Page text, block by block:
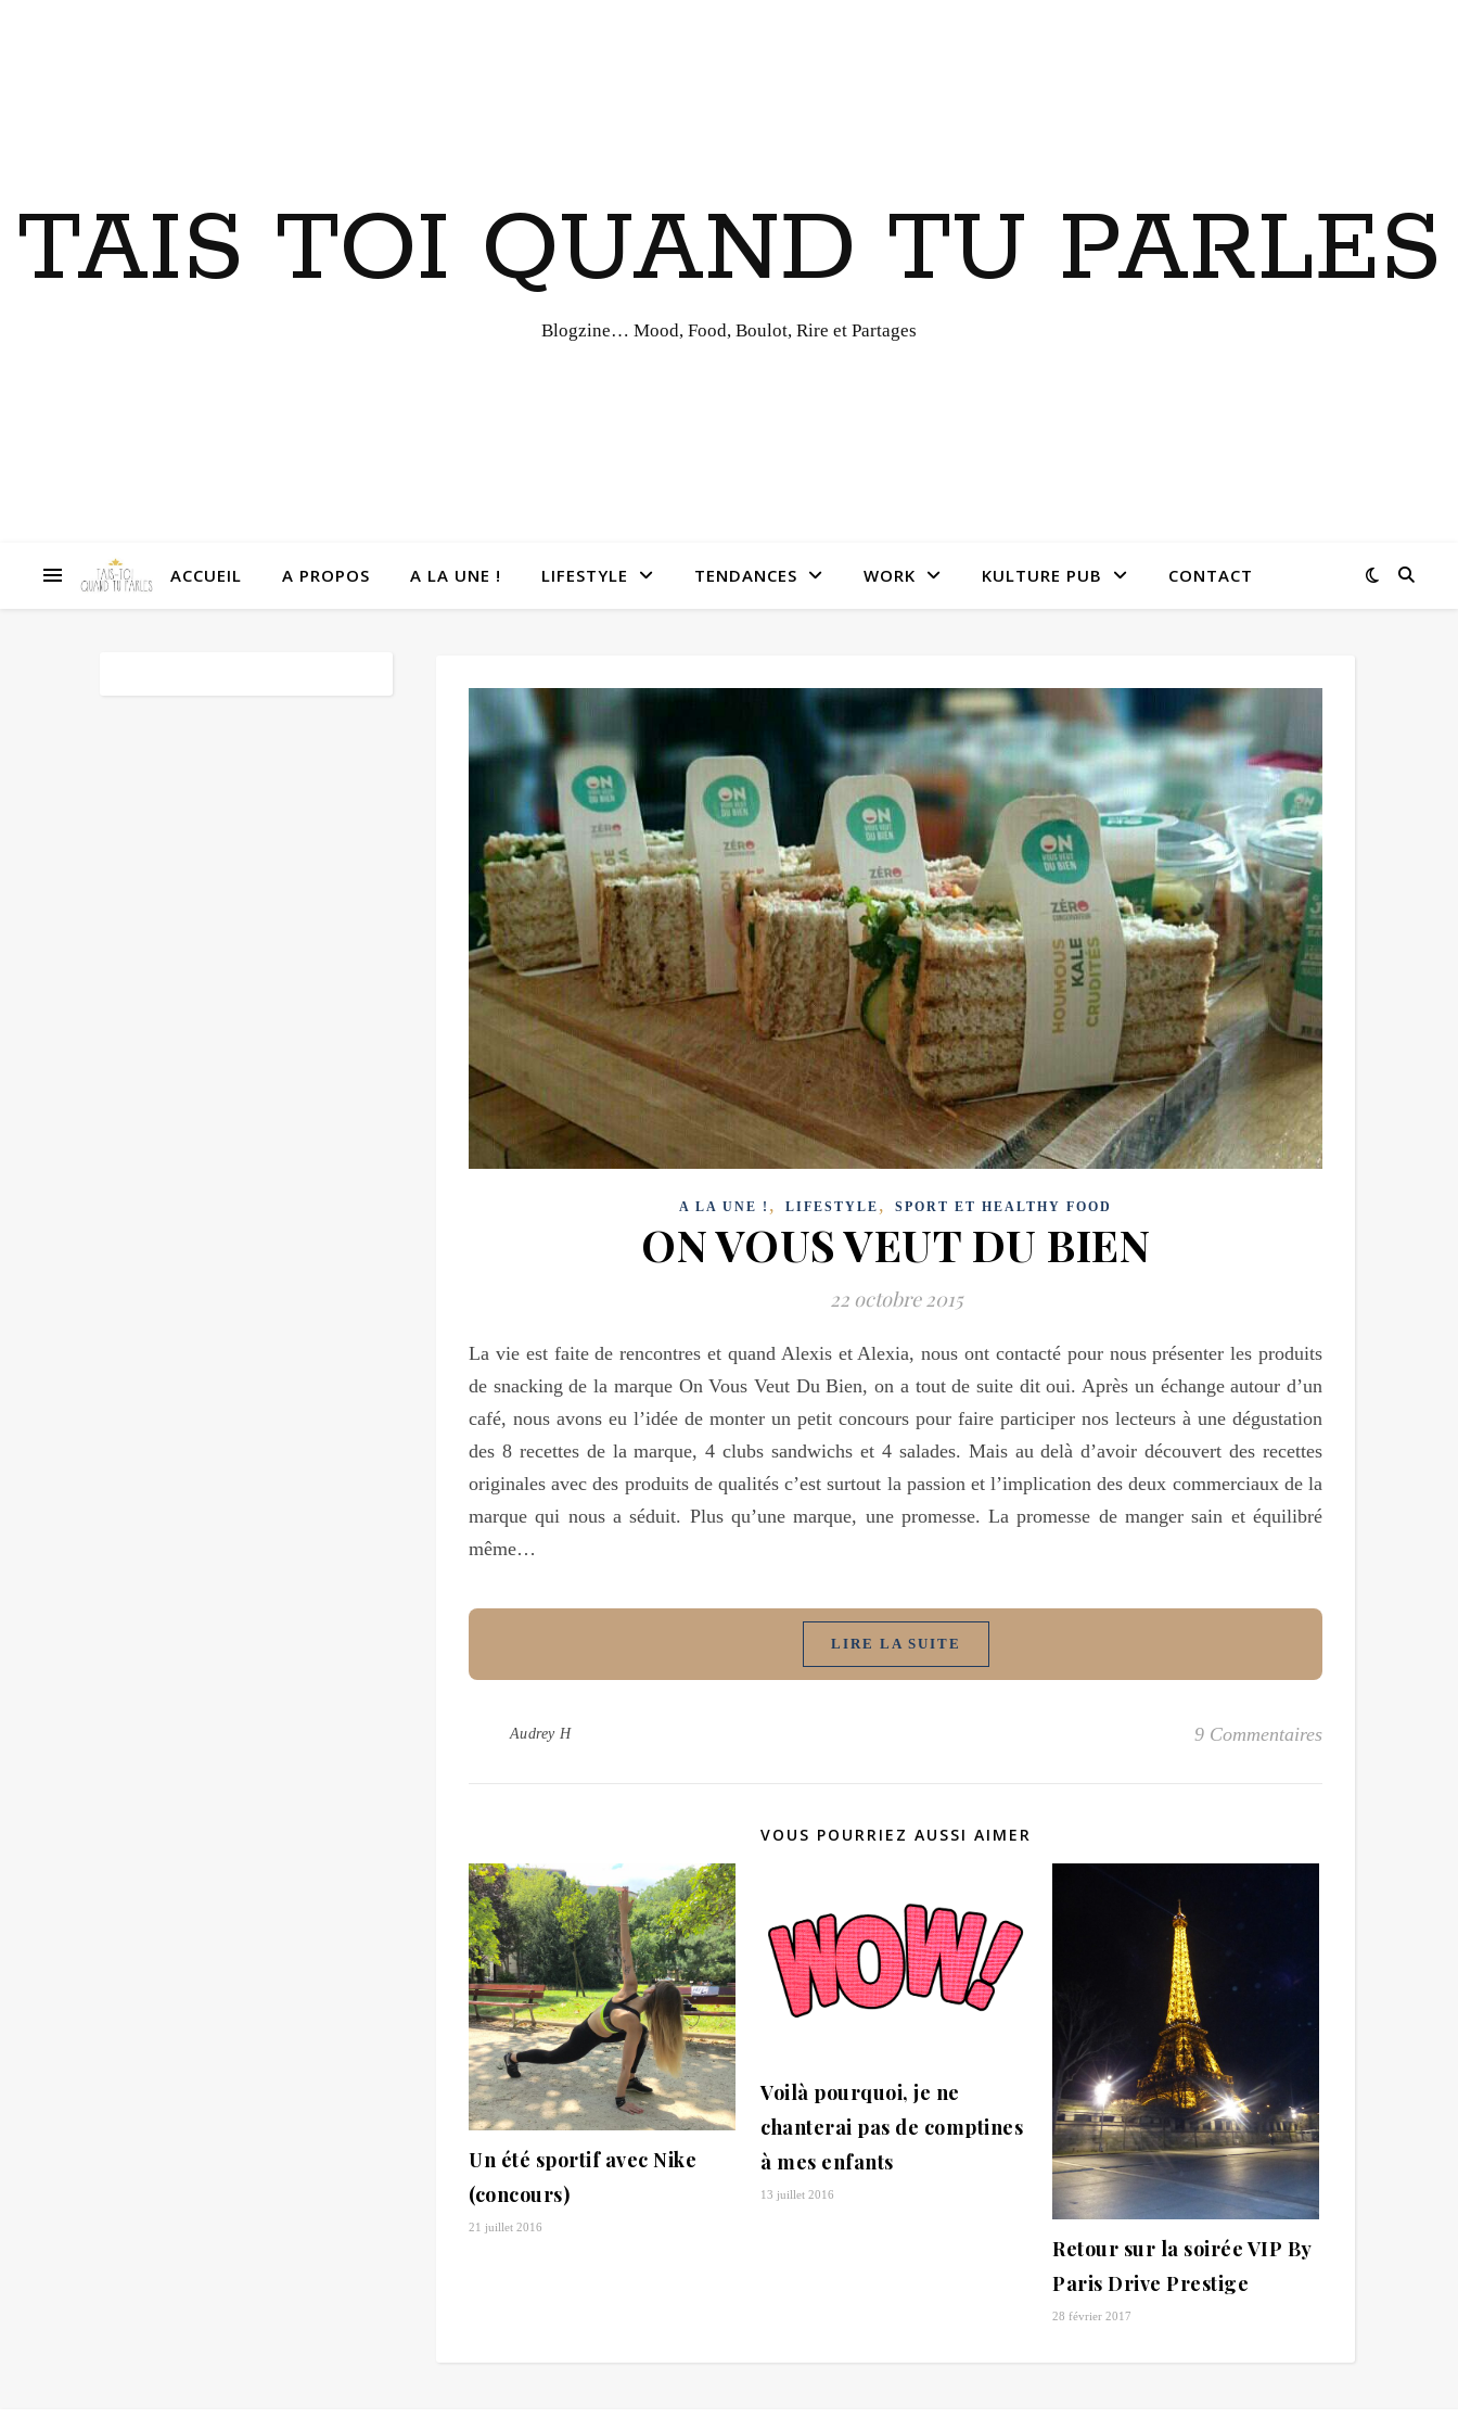
TAIS TOI QUAND TU PARLES
Blogzine… Mood, Food, Boulot, Rire et Partages
ACCUEIL A PROPOS A LA UNE ! LIFESTYLE TENDANCES WORK KULTURE PUB CONTACT
A LA UNE ! , LIFESTYLE , SPORT ET HEALTHY FOOD
ON VOUS VEUT DU BIEN
22 octobre 2015
La vie est faite de rencontres et quand Alexis et Alexia, nous ont contacté pour nous présenter les produits
de snacking de la marque On Vous Veut Du Bien, on a tout de suite dit oui. Après un échange autour d’un
café, nous avons eu l’idée de monter un petit concours pour faire participer nos lecteurs à une dégustation
des 8 recettes de la marque, 4 clubs sandwichs et 4 salades. Mais au delà d’avoir découvert des recettes
originales avec des produits de qualités c’est surtout la passion et l’implication des deux commerciaux de la
marque qui nous a séduit. Plus qu’une marque, une promesse. La promesse de manger sain et équilibré
même…
LIRE LA SUITE
Audrey H 9 Commentaires
VOUS POURRIEZ AUSSI AIMER
Un été sportif avec Nike
(concours)
21 juillet 2016
Voilà pourquoi, je ne
chanterai pas de comptines
à mes enfants
13 juillet 2016
Retour sur la soirée VIP By
Paris Drive Prestige
28 février 2017